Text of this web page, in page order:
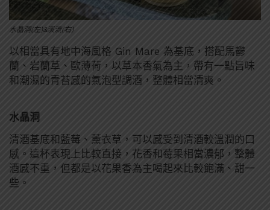
水晶洞(左)&溪流(右)
以相當具有地中海風格 Gin Mare 為基底，搭配馬鬱
蘭、岩蘭草、歐薄荷，以草本香氣為主，帶有一點旨味
和潮濕的青苔感的氣泡型調酒，整體相當清爽。
水晶洞
清酒基底和藍莓、薰衣草，可以感受到清酒較溫潤的口
感。這杯表現上比較直接，花香和莓果相當濃郁，整體
酒感不重，但都是以花果香為主喝起來比較飽滿、甜一
些。